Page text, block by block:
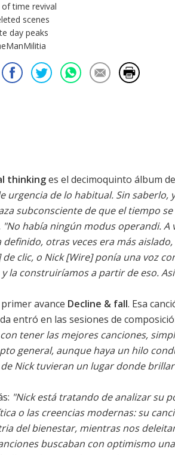
of time revival
scenes
day peaks
thinkinges el decimoquinto álbum de
urgencia de lo habitual. Sin
subconsciente de que el tiempo se
"No había ningún modus operandi.
definido, otras veces era más
clic, o Nick [Wire] ponía una voz
y la construiríamos a partir de eso.
avance Decline & fall. Esa
entró en las sesiones de
tener las mejores canciones,
general, aunque haya un hilo
Nick tuvieran un lugar donde
"Nick está tratando de analizar su
o las creencias modernas: su
del bienestar, mientras nos
buscaban con optimismo